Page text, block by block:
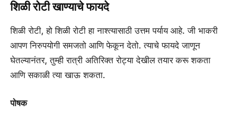
शिळी रोटी खाण्याचे फायदे
शिळी रोटी, हो शिळी रोटी हा नाश्त्यासाठी उत्तम पर्याय आहे. जी भाकरी
आपण निरुपयोगी समजतो आणि फेकून देतो. त्याचे फायदे जाणून
घेतल्यानंतर, तुम्ही रात्री अतिरिक्त रोट्या देखील तयार करू शकता
आणि सकाळी त्या खाऊ शकता.
पोषक